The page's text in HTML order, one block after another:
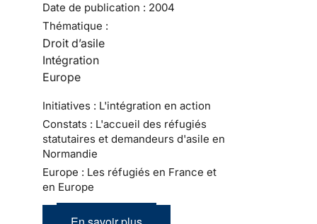
Date de publication : 2004
Thématique :
Droit d’asile
Intégration
Europe
Initiatives : L'intégration en action
Constats : L'accueil des réfugiés
statutaires et demandeurs d'asile en
Normandie
Europe : Les réfugiés en France et
en Europe